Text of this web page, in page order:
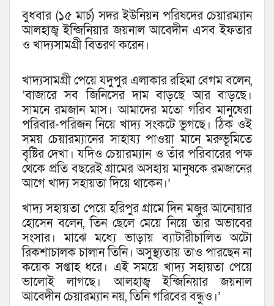
বুধবার (১৫ মার্চ) সদর ইউনিয়ন পরিষদের চেয়ারম্যান
আলহাজ্ব ইন্জিনিয়ার জয়নাল আবেদীন এসব ইফতার
ও খাদ্যসামগ্রী বিতরণ করেন।
খাদ্যসামগ্রী পেয়ে যদুপুর এলাকার রহিমা বেগম বলেন,
‘বাজারে সব জিনিসের দাম বাড়ছে আর বাড়ছে।
সামনে রমজান মাস। আমাদের মতো গরিব মানুষেরা
পরিবার-পরিজন নিয়ে খাদ্য সংকটে ভুগছে। ঠিক ওই
সময় চেয়ারম্যানের সাহায্য পাওয়া মানে মরুভূমিতে
বৃষ্টির দেখা। যদিও চেয়ারম্যান ও তাঁর পরিবারের পক্ষ
থেকে প্রতি বছরেই গ্রামের অসহায় মানুষকে রমজানের
আগে খাদ্য সহায়তা দিয়ে থাকেন।’
খাদ্য সহায়তা পেয়ে হরিপুর গ্রামে দিন মজুর আনোয়ার
হোসেন বলেন, তিন ছেলে মেয়ে নিয়ে তাঁর অভাবের
সংসার। মাঝে মধ্যে ভাড়ায় ব্যাটারীচালিত অটো
রিকশাচালক চালান তিনি। অসুস্থ্যতায় তাও পারছেন না
কয়েক সপ্তাহ ধরে। এই সময়ে খাদ্য সহায়তা পেয়ে
ভালোই লাগছে। আলহাজ্ব ইন্জিনিয়ার জয়নাল
আবেদীন চেয়ারম্যান নয়, তিনি গরিবের বন্ধুও।’